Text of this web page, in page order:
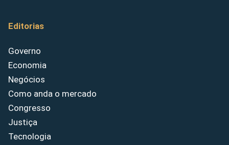
Editorias
Governo
Economia
Negócios
Como anda o mercado
Congresso
Justiça
Tecnologia